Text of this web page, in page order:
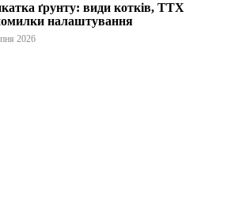
ґрунту: види котків, ТТХ
налаштування
2026